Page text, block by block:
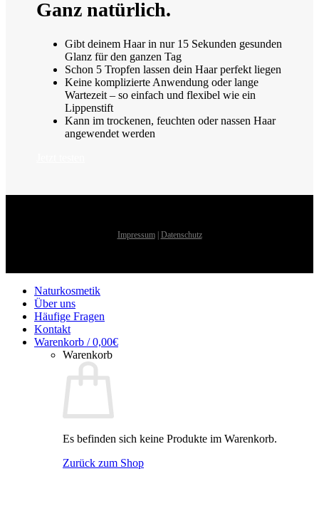
Ganz natürlich.
Gibt deinem Haar in nur 15 Sekunden gesunden
Glanz für den ganzen Tag
Schon 5 Tropfen lassen dein Haar perfekt liegen
Keine komplizierte Anwendung oder lange
Wartezeit – so einfach und flexibel wie ein
Lippenstift
Kann im trockenen, feuchten oder nassen Haar
angewendet werden
Impressum| Datenschutz
Naturkosmetik
Über uns
Häufige Fragen
Kontakt
Warenkorb /0,00€
Warenkorb
Es befinden sich keine Produkte im Warenkorb.
Zurück zum Shop